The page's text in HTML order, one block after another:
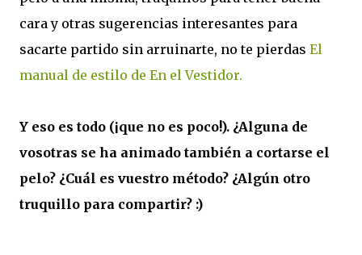
cara y otras sugerencias interesantes para
sacarte partido sin arruinarte, no te pierdas El
manual de estilo de En el Vestidor.
Y eso es todo (¡que no es poco!). ¿Alguna de
vosotras se ha animado también a cortarse el
pelo? ¿Cuál es vuestro método? ¿Algún otro
truquillo para compartir? :)